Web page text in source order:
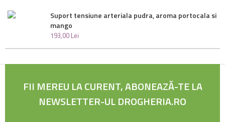
Suport tensiune arteriala pudra, aroma portocala si
mango
193,00 Lei
FII MEREU LA CURENT, ABONEAZĂ-TE LA
NEWSLETTER-UL DROGHERIA.RO